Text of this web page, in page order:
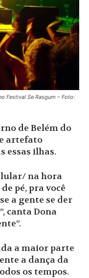
Festival Se Rasgum – Foto:
de Belém do
artefato
essas ilhas.
na hora
pé, pra você
a gente se der
canta Dona
a maior parte
a dança da
os tempos.